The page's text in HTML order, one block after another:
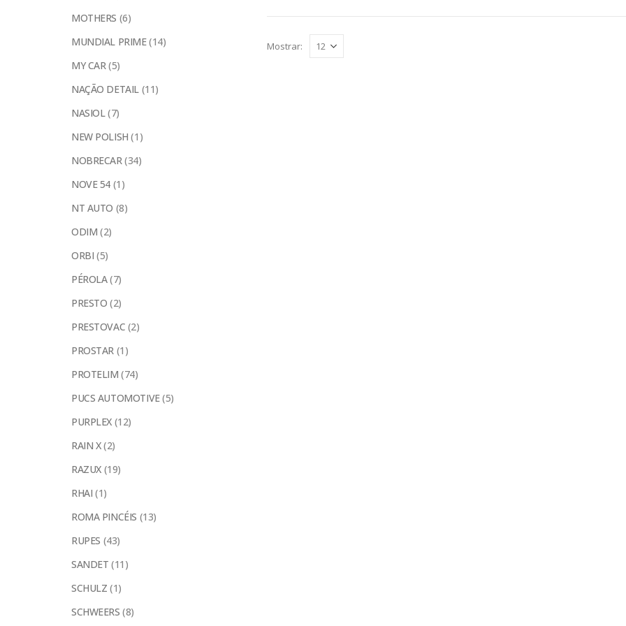
Mostrar:
MOTHERS (6)
MUNDIAL PRIME(14)
MY CAR(5)
NAÇÃO DETAIL (11)
NASIOL(7)
NEW POLISH (1)
NOBRECAR(34)
NOVE 54 (1)
NT AUTO (8)
ODIM (2)
ORBI (5)
PÉROLA(7)
PRESTO (2)
PRESTOVAC (2)
PROSTAR (1)
PROTELIM (74)
PUCS AUTOMOTIVE(5)
PURPLEX (12)
RAIN X(2)
RAZUX (19)
RHAI (1)
ROMA PINCÉIS (13)
RUPES (43)
SANDET (11)
SCHULZ (1)
SCHWEERS (8)